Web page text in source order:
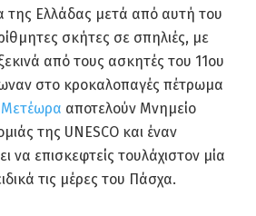
της Ελλάδας μετά από αυτή του
σκήτες σε σπηλιές, με
από τους ασκητές του 11ου
στο κροκαλοπαγές πέτρωμα
Μετέωρα αποτελούν Μνημείο
της UNESCO και έναν
να επισκεφτείς τουλάχιστον μία
τις μέρες του Πάσχα.